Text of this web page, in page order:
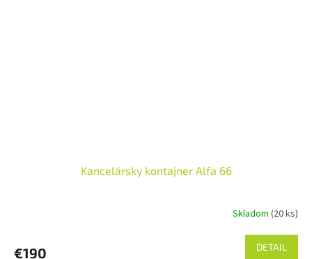
Kancelársky kontajner Alfa 66
Skladom (20 ks)
€190 DETAIL